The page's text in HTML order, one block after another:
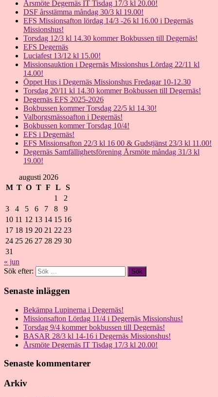
Årsmöte Degernäs IT Tisdag 17/3 kl 20.00!
DSF årsstämma måndag 30/3 kl 19.00!
EFS Missionsafton lördag 14/3 -26 kl 16.00 i Degernäs
Missionshus!
Torsdag 12/3 kl 14.30 kommer Bokbussen till Degernäs!
EFS Degernäs
Luciafest 13/12 kl 15.00!
Missionsauktion i Degernäs Missionshus Lördag 22/11 kl
14.00!
Öppet Hus i Degernäs Missionshus Fredagar 10-12.30
Torsdag 20/11 kl 14.30 kommer Bokbussen till Degernäs!
Degernäs EFS 2025-2026
Bokbussen kommer Torsdag 22/5 kl 14.30!
Valborgsmässoafton i Degernäs!
Bokbussen kommer Torsdag 10/4!
EFS i Degernäs!
EFS Missionsafton 22/3 kl 16 00 & Gudstjänst 23/3 kl 11.00!
Degernäs Samfällighetsförening Årsmöte måndag 31/3 kl
19.00!
augusti 2026
M T O T F L
S
1
2
3
4 5 6 7 8
9
10 11 12 13 14 15 16
17 18 19 20 21 22 23
24 25 26 27 28 29 30
31
« jun
Sök efter:
Senaste inläggen
Bekämpa Lupinerna i Degernäs!
Missionsafton Lördag 11/4 i Degernäs Missionshus!
Torsdag 9/4 kommer bokbussen till Degernäs!
BASAR 28/3 kl 14-16 i Degernäs Missionshus!
Årsmöte Degernäs IT Tisdag 17/3 kl 20.00!
Senaste kommentarer
Arkiv